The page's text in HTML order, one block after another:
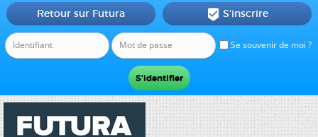
Se souvenir de moi ?
Retour sur Futura  S'inscrire